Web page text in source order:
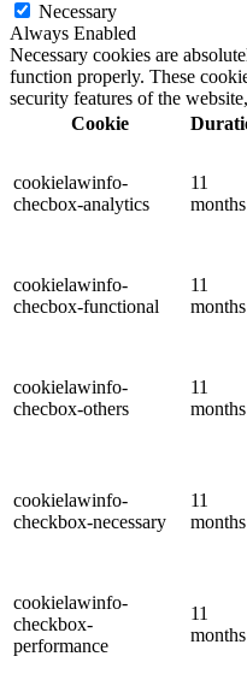
Necessary
Always Enabled
Necessary cookies are
function properly. These
security features of the
Cookie
cookielawinfo-
checbox-analytics
11
months
cookielawinfo-
checbox-functional
11
months
cookielawinfo-
checbox-others
11
months
cookielawinfo-
checkbox-necessary
11
months
cookielawinfo-
checkbox-
performance
11
months